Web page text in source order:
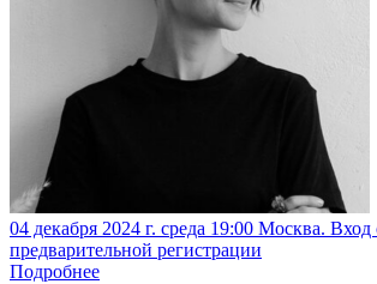
04 декабря 2024 г. среда 19:00 Москва.
предварительной регистрации
Подробнее